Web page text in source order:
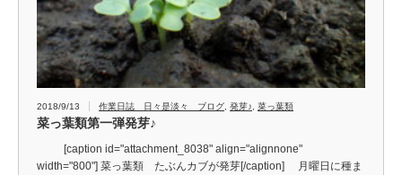
2018/9/13 作業日誌 日々是淡々 ブログ 発芽♪ 菜っ葉類
菜っ葉類第一弾発芽♪
[caption id="attachment_8038" align="alignnone"
width="800"] 菜っ葉類 たぶんカブが発芽[/caption] 月曜日に種ま